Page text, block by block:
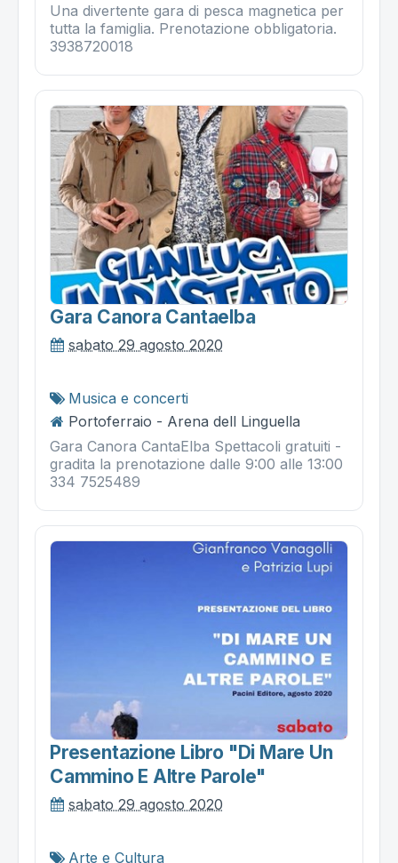
Una divertente gara di pesca magnetica per
tutta la famiglia. Prenotazione obbligatoria.
3938720018
Gara Canora Cantaelba
sabato 29 agosto 2020
Musica e concerti
Portoferraio - Arena dell Linguella
Gara Canora CantaElba Spettacoli gratuiti -
gradita la prenotazione dalle 9:00 alle 13:00
334 7525489
Presentazione Libro "di Mare Un
Cammino E Altre Parole"
sabato 29 agosto 2020
Arte e Cultura